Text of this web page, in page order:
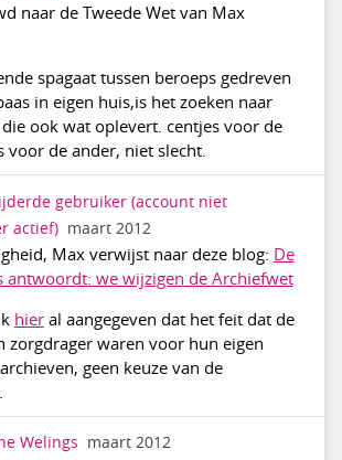
naar de Tweede Wet van Max
spagaat tussen beroeps gedreven
in eigen huis,is het zoeken naar
ook wat oplevert. centjes voor de
voor de ander, niet slecht.
gebruiker (account niet
actief) maart 2012
Max verwijst naar deze blog: De
antwoordt: we wijzigen de Archiefwet
hieral aangegeven dat het feit dat de
zorgdrager waren voor hun eigen
geen keuze van de
Welings maart 2012